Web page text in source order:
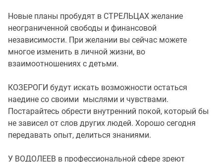
Новые планы пробудят в СТРЕЛЬЦАХ желание
неограниченной свободы и финансовой
независимости. При желании вы сейчас можете
многое изменить в личной жизни, во
взаимоотношениях с детьми.
КОЗЕРОГИ будут искать возможности остаться
наедине со своими мыслями и чувствами.
Постарайтесь обрести внутренний покой, который бы
не зависел от слов других людей. Хорошо сегодня
передавать опыт, делиться знаниями.
У ВОДОЛЕЕВ в профессиональной сфере зреют